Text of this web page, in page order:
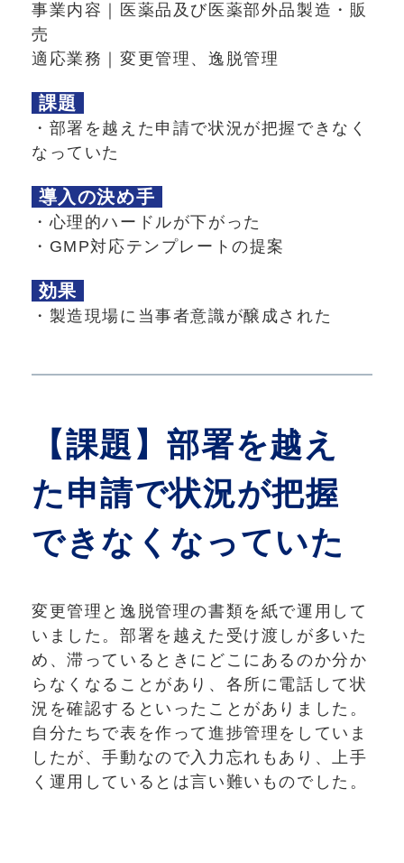
事業内容｜医薬品及び医薬部外品製造・販
売
適応業務｜変更管理、逸脱管理
課題
・部署を越えた申請で状況が把握できなく
なっていた
導入の決め手
・心理的ハードルが下がった
・GMP対応テンプレートの提案
効果
・製造現場に当事者意識が醸成された
【課題】部署を越え
た申請で状況が把握
できなくなっていた
変更管理と逸脱管理の書類を紙で運用して
いました。部署を越えた受け渡しが多いた
め、滞っているときにどこにあるのか分か
らなくなることがあり、各所に電話して状
況を確認するといったことがありました。
自分たちで表を作って進捗管理をしていま
したが、手動なので入力忘れもあり、上手
く運用しているとは言い難いものでした。